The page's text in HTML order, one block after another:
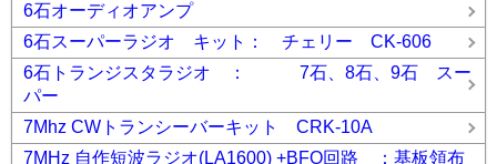
6石オーディオアンプ
6石スーパーラジオ キット： チェリー CK-606
6石トランジスタラジオ ： 7石、8石、9石 スー
パー
7Mhz CWトランシーバーキット CRK-10A
7MHz 自作短波ラジオ(LA1600) +BFO回路 ：基板領布